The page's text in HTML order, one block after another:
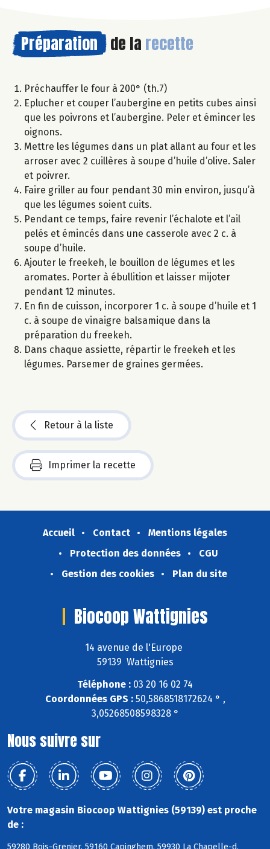
Préparation de la recette
Préchauffer le four à 200° (th.7)
Eplucher et couper l’aubergine en petits cubes ainsi
que les poivrons et l’aubergine. Peler et émincer les
oignons.
Mettre les légumes dans un plat allant au four et les
arroser avec 2 cuillères à soupe d’huile d’olive. Saler
et poivrer.
Faire griller au four pendant 30 min environ, jusqu’à
que les légumes soient cuits.
Pendant ce temps, faire revenir l’échalote et l’ail
pelés et émincés dans une casserole avec 2 c. à
soupe d’huile.
Ajouter le freekeh, le bouillon de légumes et les
aromates. Porter à ébullition et laisser mijoter
pendant 12 minutes.
En fin de cuisson, incorporer 1 c. à soupe d’huile et 1
c. à soupe de vinaigre balsamique dans la
préparation du freekeh.
Dans chaque assiette, répartir le freekeh et les
légumes. Parsemer de graines germées.
Retour à la liste
Imprimer la recette
Accueil Contact
Mentions légales
Protection des données
CGU
Gestion des cookies
Plan du site
Biocoop Wattignies
14 avenue de l'Europe
59139 Wattignies
Téléphone : 03 20 16 02 74
Coordonnées GPS :50,5868518172624 ° ,
3,05268508598328 °
Nous suivre sur
Votre magasin Biocoop Wattignies (59139) est proche
de :
59280 Bois-Grenier, 59160 Capinghem, 59930 La Chapelle-d,